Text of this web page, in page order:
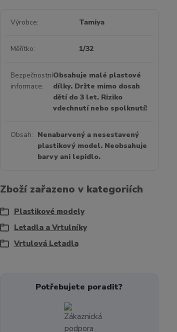
Výrobce Tamiya
Měřítko 1/32
Bezpečnostní
informace
Obsahuje malé plastové
dílky. Držte mimo dosah
dětí do 3 let. Riziko
vdechnutí nebo spolknutí!
Obsah
Nenabarvený a nesestavený
plastikový model. Neobsahuje
barvy ani lepidlo.
Zboží zařazeno v kategoriích
Plastikové modely
Letadla a Vrtulníky
Vrtulová Letadla
Potřebujete poradit?